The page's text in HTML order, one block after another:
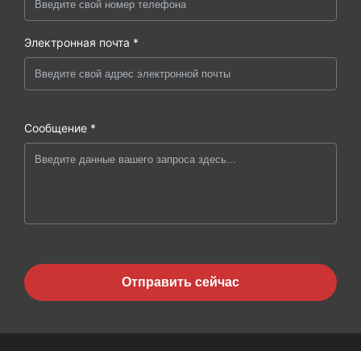
Электронная почта *
Сообщение *
Отправить сейчас